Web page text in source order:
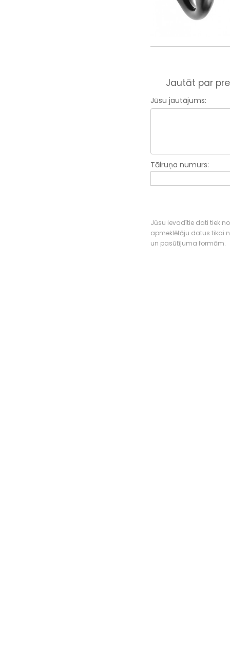
Jautāt par
Jūsu jautājums:
Tālruņa numurs:
Jūsu ievadītie dati tiek
apmeklētāju datus tikai
un pasūtījuma formām.